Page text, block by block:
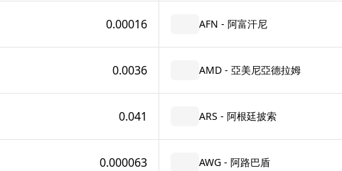
0.00016 AFN - 阿富汗尼
0.0036 AMD - 亞美尼亞德拉姆
0.041 ARS - 阿根廷披索
0.000063 AWG - 阿路巴盾